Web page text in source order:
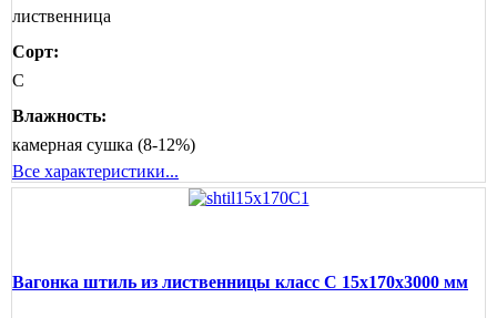
лиственница
Сорт:
C
Влажность:
камерная сушка (8-12%)
Все характеристики...
Вагонка штиль из лиственницы класс С 15x170x3000 мм